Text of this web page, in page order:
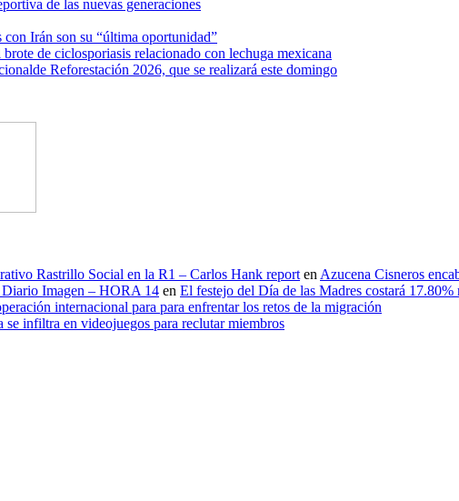
de las nuevas generaciones
con Irán son su “última oportunidad”
brote de ciclosporiasis relacionado con lechuga mexicana
Reforestación 2026, que se realizará este domingo
Rastrillo Social en la R1 – Carlos Hank report en Azucena Cisneros
Imagen – HORA 14 en El festejo del Día de las Madres costará
internacional para para enfrentar los retos de la migración
se infiltra en videojuegos para reclutar miembros